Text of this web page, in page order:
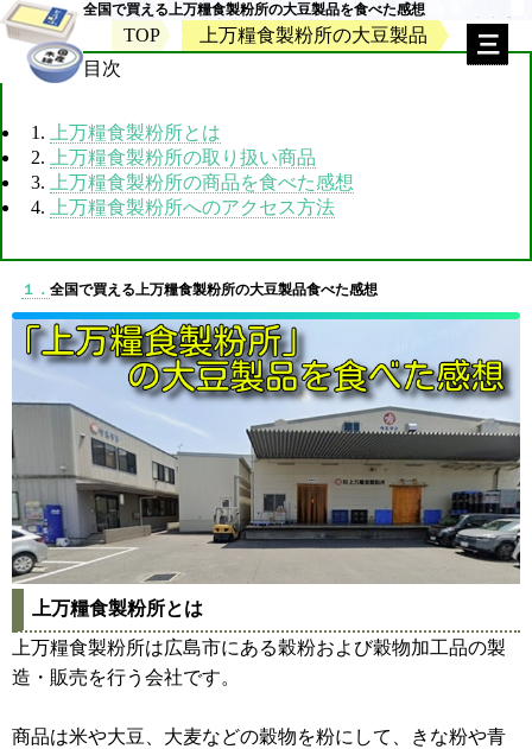
全国で買える上万糧食製粉所の大豆製品を食べた感想
TOP
上万糧食製粉所の大豆製品
目次
1.
上万糧食製粉所とは
2.
上万糧食製粉所の取り扱い商品
3.
上万糧食製粉所の商品を食べた感想
4.
上万糧食製粉所へのアクセス方法
１． 全国で買える上万糧食製粉所の大豆製品食べた感想
上万糧食製粉所とは
上万糧食製粉所は広島市にある穀粉および穀物加工品の製
造・販売を行う会社です。
商品は米や大豆、大麦などの穀物を粉にして、きな粉や青